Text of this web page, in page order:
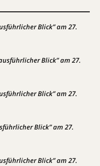
Blick” am 27.
Blick” am 27.
Blick” am 27.
Blick” am 27.
Blick” am 27.